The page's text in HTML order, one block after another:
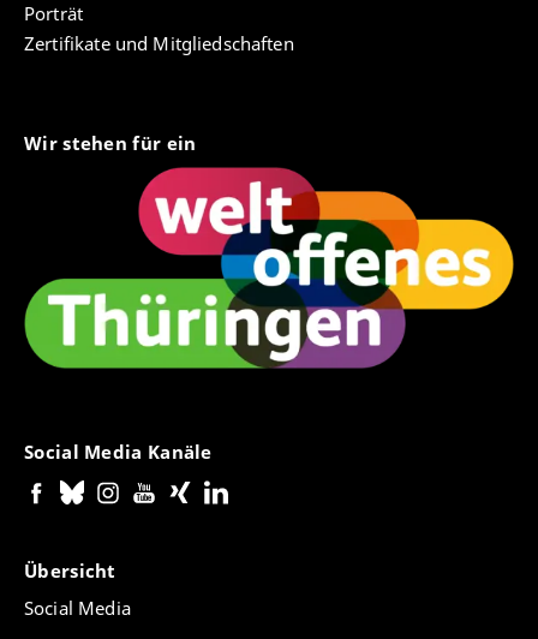
Porträt
Zertifikate und Mitgliedschaften
Wir stehen für ein
Social Media Kanäle
Übersicht
Social Media